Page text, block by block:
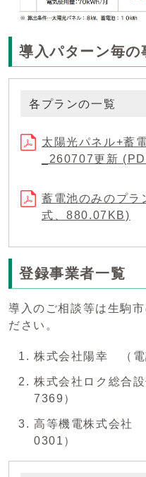
導入パターン毎の
各プランの一覧
太陽光パネル+蓄
_260707更新
蓄電池のみのプ
式、880.07KB)
登録事業者一覧
導入のご相談等は生駒
ださい。
株式会社陽幸 （電
株式会社ロク総合
7369）
高等機電株式会社
0301）